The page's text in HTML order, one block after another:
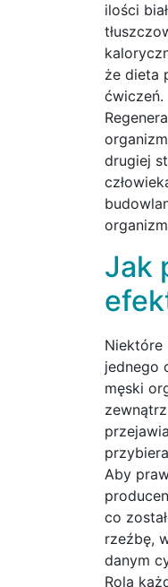
ilości
że dieta
ćwiczeń.
drugiej
Jak
Niektóre
jednego
męski
Aby
co
rzeźbę,
danym
Rolą